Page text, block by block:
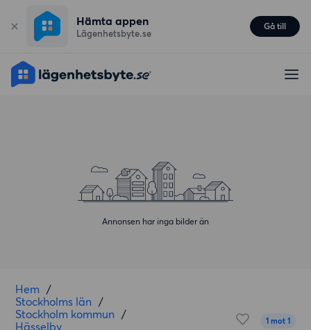
Hämta appen
Lägenhetsbyte.se
Gå till
Annonsen har inga bilder än
Hem /
Stockholms län /
Stockholm kommun /
Hässelby
1 mot 1